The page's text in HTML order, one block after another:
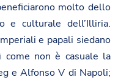
molto dello
e culturale dell’Illiria.
e papali siedano
non è casuale la
e Alfonso V di Napoli;